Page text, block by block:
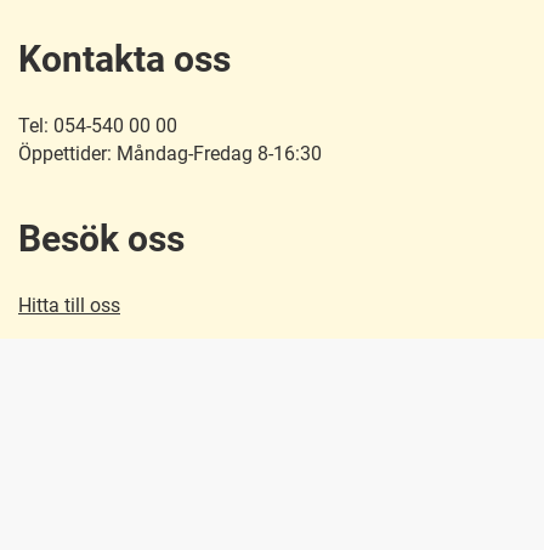
Kontakta oss
Tel: 054-540 00 00
Öppettider: Måndag-Fredag 8-16:30
Besök oss
Hitta till oss